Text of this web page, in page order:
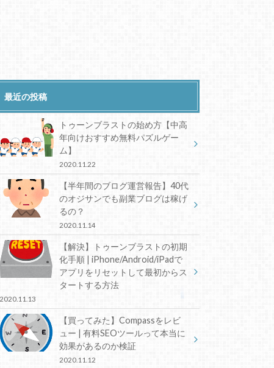
最近の投稿
トゥーンブラストの始め方【中高
年向けおすすめ無料パズルゲー
ム】
2020.11.22
【半年間のブログ運営報告】40代
のオジサンでも副業ブログは稼げ
るの？
2020.11.14
【解決】トゥーンブラストの初期
化手順 | iPhone/Android/iPadで
アプリをリセットして最初からス
タートする方法
2020.11.13
【買ってみた】Compassをレビ
ュー | 有料SEOツールって本当に
効果があるのか検証
2020.11.12